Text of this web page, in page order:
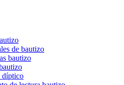
de bautizo
bautizo
díptico